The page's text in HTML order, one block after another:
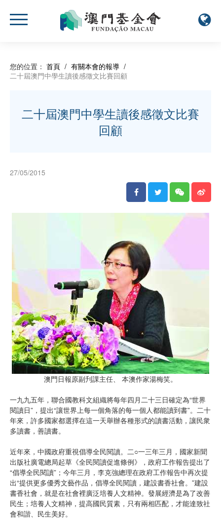
您的位置： 首頁 / 有關本會的報導 /
二十屆澳門中學生讀後感徵文比賽回顧
二十屆澳門中學生讀後感徵文比賽
回顧
27/05/2015
澳門日報原副刋課主任、 本澳作家湯梅笑。
一九九五年，聯合國教科文組織將每年四月二十三日確定為“世界
閱讀日”，提出“讓世界上每一個角落的每一個人都能讀到書”。二十
年來，許多國家都選擇在這一天舉辦各種形式的讀書活動，讓民衆
多讀書，善讀書。
近年來，中國政府重視倡導全民閱讀。二○一三年三月，國家新聞
出版社廣電總局起草《全民閱讀促進條例》，政府工作報告提出了
“倡導全民閱讀”；今年三月，李克強總理在政府工作報告中再次提
出“提供更多優秀文藝作品，倡導全民閱讀，建設書香社會。”建設
書香社會，就是在社會裡廣泛培養人文精神。發展經濟是為了改善
民生；培養人文精神，提高國民質素，只有兩相匹配，才能達致社
會和諧、民生美好。